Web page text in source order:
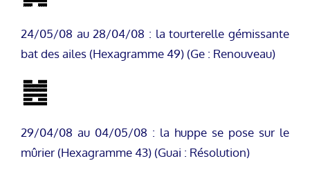
24/05/08 au 28/04/08 : la tourterelle gémissante
bat des ailes (Hexagramme 49) (Ge : Renouveau)
29/04/08 au 04/05/08 : la huppe se pose sur le
mûrier (Hexagramme 43) (Guai : Résolution)